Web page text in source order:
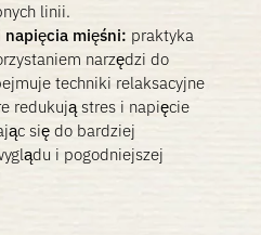
linii.
napięcia mięśni: praktyka
narzędzi do
techniki relaksacyjne
redukują stres i napięcie
się do bardziej
i pogodniejszej